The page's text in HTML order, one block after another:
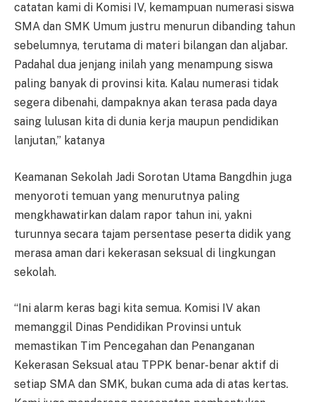
catatan kami di Komisi IV, kemampuan numerasi siswa
SMA dan SMK Umum justru menurun dibanding tahun
sebelumnya, terutama di materi bilangan dan aljabar.
Padahal dua jenjang inilah yang menampung siswa
paling banyak di provinsi kita. Kalau numerasi tidak
segera dibenahi, dampaknya akan terasa pada daya
saing lulusan kita di dunia kerja maupun pendidikan
lanjutan,” katanya
Keamanan Sekolah Jadi Sorotan Utama Bangdhin juga
menyoroti temuan yang menurutnya paling
mengkhawatirkan dalam rapor tahun ini, yakni
turunnya secara tajam persentase peserta didik yang
merasa aman dari kekerasan seksual di lingkungan
sekolah.
“Ini alarm keras bagi kita semua. Komisi IV akan
memanggil Dinas Pendidikan Provinsi untuk
memastikan Tim Pencegahan dan Penanganan
Kekerasan Seksual atau TPPK benar-benar aktif di
setiap SMA dan SMK, bukan cuma ada di atas kertas.